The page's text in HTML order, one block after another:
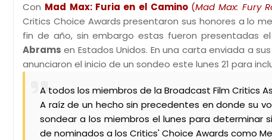
Con Mad Max: Furia en el Camino (Mad Max: Fury
Critics Choice Awards presentaron sus honores a lo
fin de año, sin embargo estas fueron presentadas
Abrams en Estados Unidos. En una carta enviada a
anunciaron el inicio de un sondeo este lunes 21 para
A todos los miembros de la Broadcast Film Critics
A raíz de un hecho sin precedentes en donde su
sondear a los miembros el lunes para determinar
de nominados a los Critics' Choice Awards como